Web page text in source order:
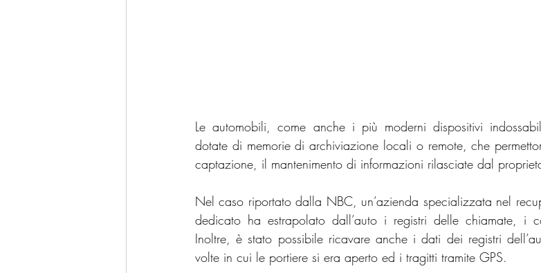
Le automobili, come anche i più moderni dispositivi
dotate di memorie di archiviazione locali o remote, che
captazione, il mantenimento di informazioni rilasciate dal
Nel caso riportato dalla NBC, un’azienda specializzata nel
dedicato ha estrapolato dall’auto i registri delle chiamate, i
Inoltre, è stato possibile ricavare anche i dati dei registri
volte in cui le portiere si era aperto ed i tragitti tramite GPS.